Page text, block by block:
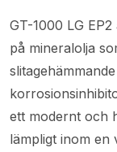
GT-1000 LG
på mineralolja
ett modernt och
lämpligt inom en